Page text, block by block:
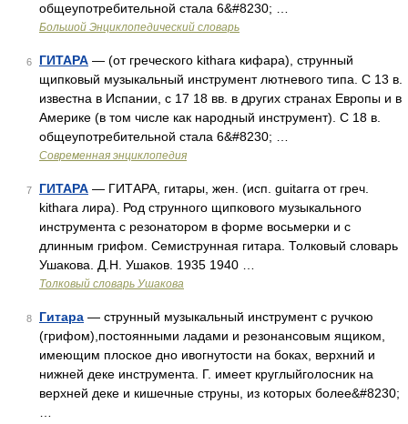
общеупотребительной стала 6&#8230; …
Большой Энциклопедический словарь
6 ГИТАРА — (от греческого kithara кифара), струнный
щипковый музыкальный инструмент лютневого типа. С 13 в.
известна в Испании, с 17 18 вв. в других странах Европы и в
Америке (в том числе как народный инструмент). С 18 в.
общеупотребительной стала 6&#8230; …
Современная энциклопедия
7 ГИТАРА — ГИТАРА, гитары, жен. (исп. guitarra от греч.
kithara лира). Род струнного щипкового музыкального
инструмента с резонатором в форме восьмерки и с
длинным грифом. Семиструнная гитара. Толковый словарь
Ушакова. Д.Н. Ушаков. 1935 1940 …
Толковый словарь Ушакова
8 Гитара — струнный музыкальный инструмент с ручкою
(грифом),постоянными ладами и резонансовым ящиком,
имеющим плоское дно ивогнутости на боках, верхний и
нижней деке инструмента. Г. имеет круглыйголосник на
верхней деке и кишечные струны, из которых более&#8230;